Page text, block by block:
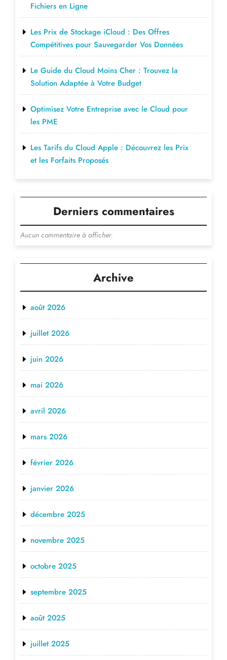
Fichiers en Ligne
Les Prix de Stockage iCloud : Des Offres
Compétitives pour Sauvegarder Vos Données
Le Guide du Cloud Moins Cher : Trouvez la
Solution Adaptée à Votre Budget
Optimisez Votre Entreprise avec le Cloud pour
les PME
Les Tarifs du Cloud Apple : Découvrez les Prix
et les Forfaits Proposés
Derniers commentaires
Aucun commentaire à afficher.
Archive
août 2026
juillet 2026
juin 2026
mai 2026
avril 2026
mars 2026
février 2026
janvier 2026
décembre 2025
novembre 2025
octobre 2025
septembre 2025
août 2025
juillet 2025